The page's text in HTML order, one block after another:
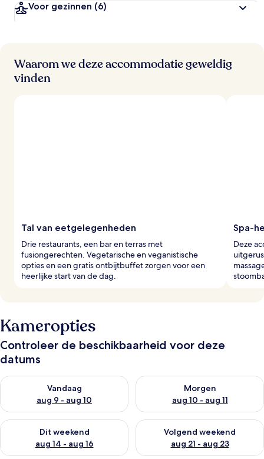
Voor gezinnen (6)
Waarom we deze accommodatie geweldig
vinden
Tal van eetgelegenheden
Drie restaurants, een bar en terras met
fusiongerechten. Vegetarische en veganistische
opties en een gratis ontbijtbuffet zorgen voor een
heerlijke start van de dag.
Spa-
Deze
Kameropties
Controleer de beschikbaarheid voor deze
datums
Vandaag
aug 9 - aug 10
De beschikbaarheid controleren voor vanavond aug 9 - aug
Morgen
aug 10 - aug 11
De beschikbaarheid
Dit weekend
aug 14 - aug 16
De beschikbaarheid controleren voor dit weekend aug 14 -
Volgend weekend
aug 21 - aug 23
De beschikbaarheid